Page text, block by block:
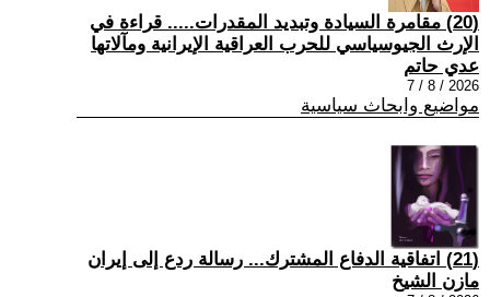
(20) مقامرة السيادة وتبديد المقدرات..... قراءة في
الإرث الجيوسياسي للحرب العراقية الإيرانية ومآلاتها
عدي حاتم
2026 / 8 / 7
مواضيع وابحاث سياسية
(21) اتفاقية الدفاع المشترك... رسالة ردع إلى إيران
مازن الشيخ